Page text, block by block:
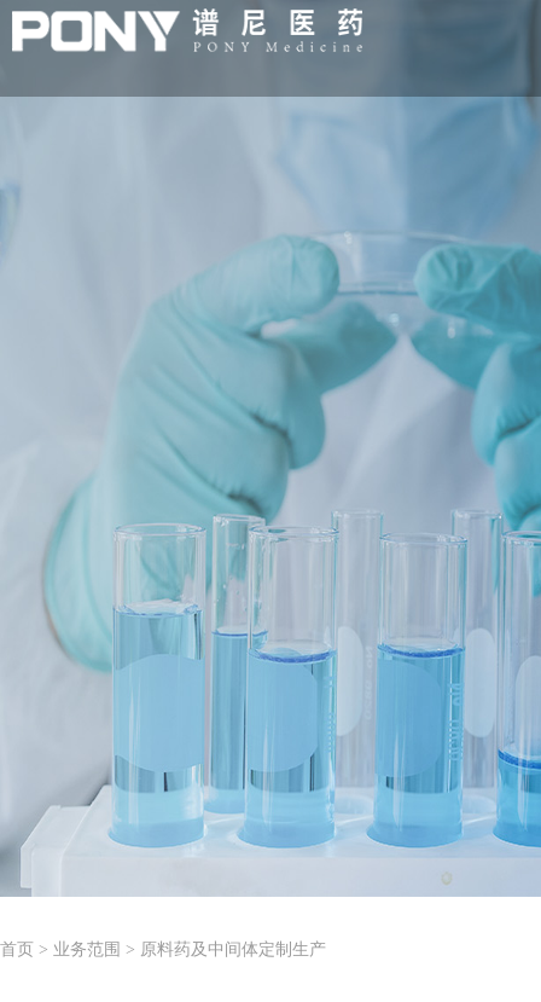
首页 > 业务范围 > 原料药及中间体定制生产